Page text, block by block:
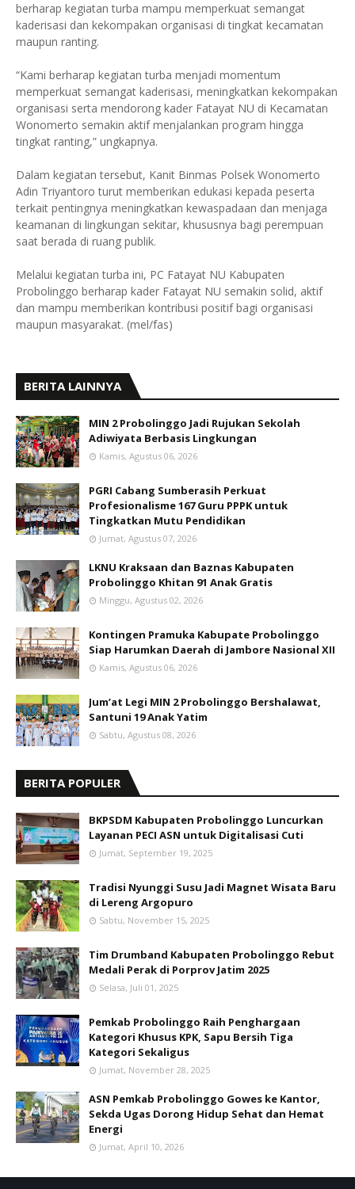
berharap kegiatan turba mampu memperkuat semangat
kaderisasi dan kekompakan organisasi di tingkat kecamatan
maupun ranting.
“Kami berharap kegiatan turba menjadi momentum
memperkuat semangat kaderisasi, meningkatkan kekompakan
organisasi serta mendorong kader Fatayat NU di Kecamatan
Wonomerto semakin aktif menjalankan program hingga
tingkat ranting,” ungkapnya.
Dalam kegiatan tersebut, Kanit Binmas Polsek Wonomerto
Adin Triyantoro turut memberikan edukasi kepada peserta
terkait pentingnya meningkatkan kewaspadaan dan menjaga
keamanan di lingkungan sekitar, khususnya bagi perempuan
saat berada di ruang publik.
Melalui kegiatan turba ini, PC Fatayat NU Kabupaten
Probolinggo berharap kader Fatayat NU semakin solid, aktif
dan mampu memberikan kontribusi positif bagi organisasi
maupun masyarakat. (mel/fas)
BERITA LAINNYA
MIN 2 Probolinggo Jadi Rujukan Sekolah
Adiwiyata Berbasis Lingkungan
Kamis, Agustus 06, 2026
PGRI Cabang Sumberasih Perkuat
Profesionalisme 167 Guru PPPK untuk
Tingkatkan Mutu Pendidikan
Jumat, Agustus 07, 2026
LKNU Kraksaan dan Baznas Kabupaten
Probolinggo Khitan 91 Anak Gratis
Minggu, Agustus 02, 2026
Kontingen Pramuka Kabupate Probolinggo
Siap Harumkan Daerah di Jambore Nasional XII
Kamis, Agustus 06, 2026
Jum’at Legi MIN 2 Probolinggo Bershalawat,
Santuni 19 Anak Yatim
Sabtu, Agustus 08, 2026
BERITA POPULER
BKPSDM Kabupaten Probolinggo Luncurkan
Layanan PECI ASN untuk Digitalisasi Cuti
Jumat, September 19, 2025
Tradisi Nyunggi Susu Jadi Magnet Wisata Baru
di Lereng Argopuro
Sabtu, November 15, 2025
Tim Drumband Kabupaten Probolinggo Rebut
Medali Perak di Porprov Jatim 2025
Selasa, Juli 01, 2025
Pemkab Probolinggo Raih Penghargaan
Kategori Khusus KPK, Sapu Bersih Tiga
Kategori Sekaligus
Jumat, November 28, 2025
ASN Pemkab Probolinggo Gowes ke Kantor,
Sekda Ugas Dorong Hidup Sehat dan Hemat
Energi
Jumat, April 10, 2026